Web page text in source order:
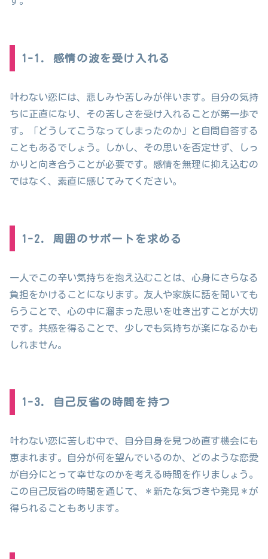
1-1. 感情の波を受け入れる
叶わない恋には、悲しみや苦しみが伴います。自分の気持
ちに正直になり、その苦しさを受け入れることが第一歩で
す。「どうしてこうなってしまったのか」と自問自答する
こともあるでしょう。しかし、その思いを否定せず、しっ
かりと向き合うことが必要です。感情を無理に抑え込むの
ではなく、素直に感じてみてください。
1-2. 周囲のサポートを求める
一人でこの辛い気持ちを抱え込むことは、心身にさらなる
負担をかけることになります。友人や家族に話を聞いても
らうことで、心の中に溜まった思いを吐き出すことが大切
です。共感を得ることで、少しでも気持ちが楽になるかも
しれません。
1-3. 自己反省の時間を持つ
叶わない恋に苦しむ中で、自分自身を見つめ直す機会にも
恵まれます。自分が何を望んでいるのか、どのような恋愛
が自分にとって幸せなのかを考える時間を作りましょう。
この自己反省の時間を通じて、＊新たな気づきや発見＊が
得られることもあります。